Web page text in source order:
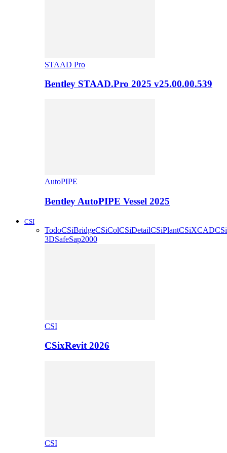
STAAD Pro
Bentley STAAD.Pro 2025 v25.00.00.539
AutoPIPE
Bentley AutoPIPE Vessel 2025
CSI
TodoCSiBridgeCSiColCSiDetailCSiPlantCSiXCAD
3DSafeSap2000
CSI
CSixRevit 2026
CSI